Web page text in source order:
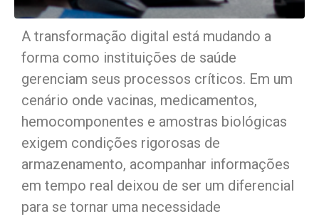
A transformação digital está mudando a
forma como instituições de saúde
gerenciam seus processos críticos. Em um
cenário onde vacinas, medicamentos,
hemocomponentes e amostras biológicas
exigem condições rigorosas de
armazenamento, acompanhar informações
em tempo real deixou de ser um diferencial
para se tornar uma necessidade